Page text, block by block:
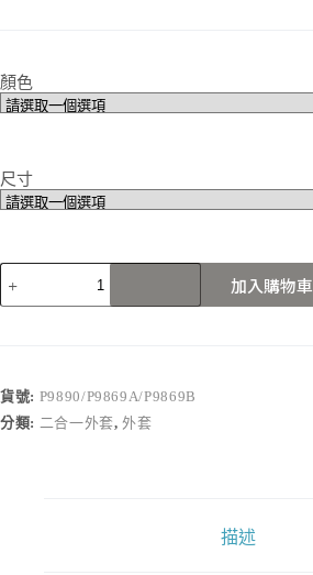
顏色
尺寸
P9890/P9869A/P9869B
數
加入購物車
貨號: P9890/P9869A/P9869B
分類: 二合一外套, 外套
描述